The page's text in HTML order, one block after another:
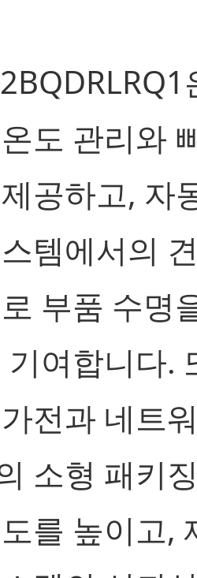
도 관리와
공하고, 자
템에서의
부품 수명
기여합니다.
전과 네트
소형 패키
를 높이고,